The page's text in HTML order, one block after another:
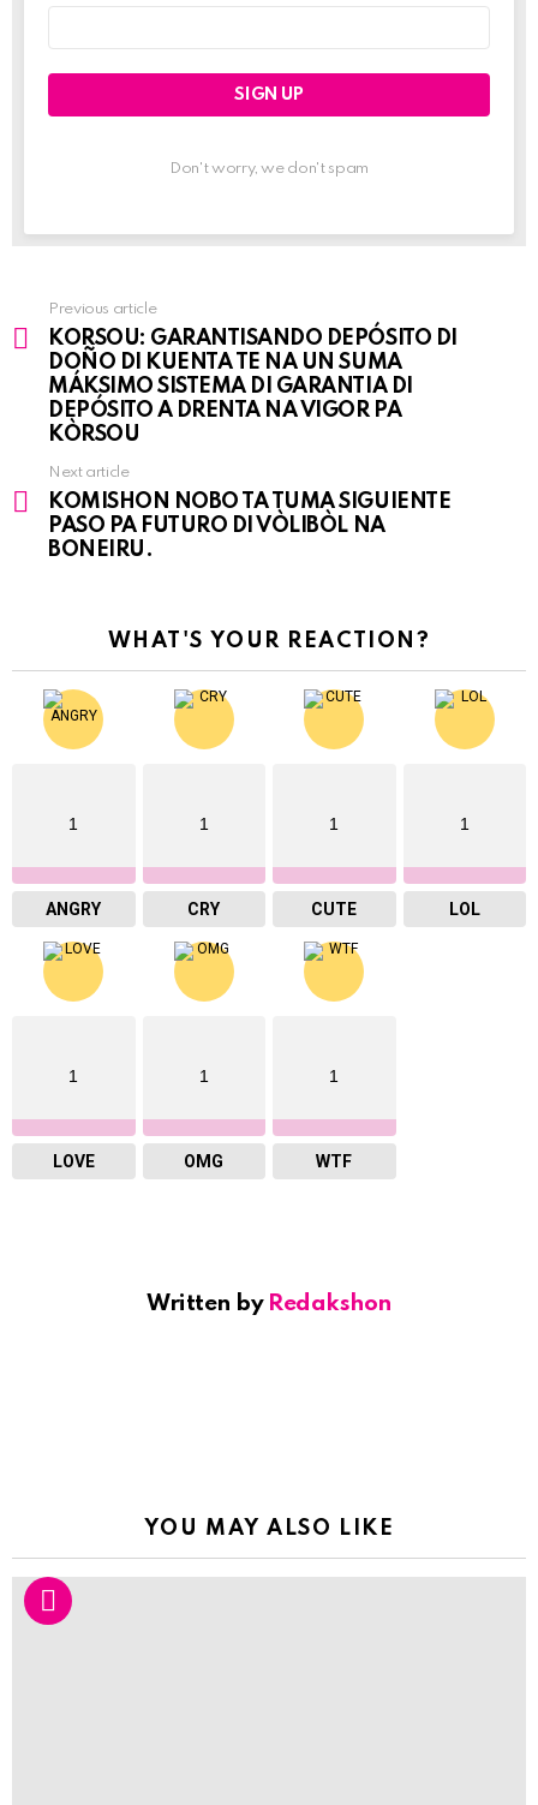
Don't worry, we don't spam
See
more
Previous article
KORSOU: GARANTISANDO DEPÓSITO DI
DOÑO DI KUENTA TE NA UN SUMA
MÁKSIMO SISTEMA DI GARANTIA DI
DEPÓSITO A DRENTA NA VIGOR PA
KÒRSOU
Next article
KOMISHON NOBO TA TUMA SIGUIENTE
PASO PA FUTURO DI VÒLIBÒL NA
BONEIRU.
WHAT'S YOUR REACTION?
1
ANGRY
1
CRY
1
CUTE
1
LOL
1
LOVE
1
OMG
1
WTF
Written by Redakshon
YOU MAY ALSO LIKE